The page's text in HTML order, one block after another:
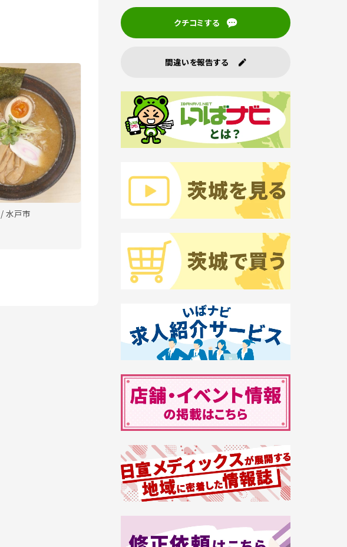
/ 水戸市
クチコミする
間違いを報告する